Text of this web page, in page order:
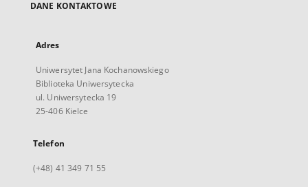
DANE KONTAKTOWE
Adres
Uniwersytet Jana Kochanowskiego
Biblioteka Uniwersytecka
ul. Uniwersytecka 19
25-406 Kielce
Telefon
(+48) 41 349 71 55